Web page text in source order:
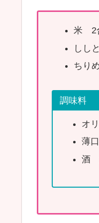
米 2
しし
ちり
調味料
オ
薄
酒